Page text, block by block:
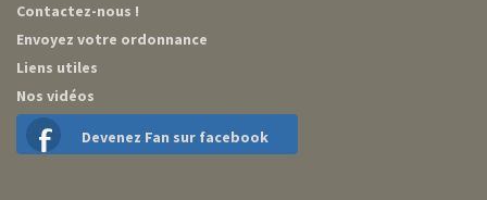
Contactez-nous !
Envoyez votre ordonnance
Liens utiles
Nos vidéos
Devenez Fan sur facebook